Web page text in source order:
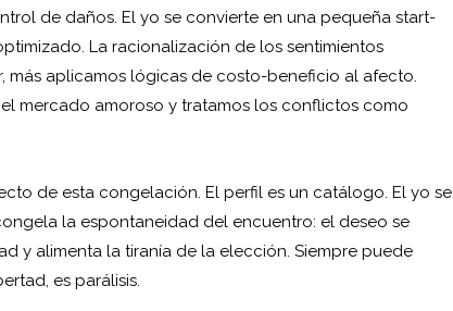
de daños. El yo se convierte en una pequeña start-
La racionalización de los sentimientos
más aplicamos lógicas de costo-beneficio al afecto.
el mercado amoroso y tratamos los conflictos como
de esta congelación. El perfil es un catálogo. El yo se
la espontaneidad del encuentro: el deseo se
y alimenta la tiranía de la elección. Siempre puede
es parálisis.